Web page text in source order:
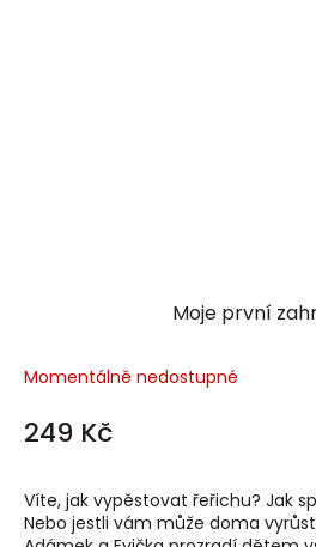
Moje první
Momentálně nedostupné
249 Kč
Víte, jak vypěstovat řeřichu? Jak
Nebo jestli vám může doma vyrůst